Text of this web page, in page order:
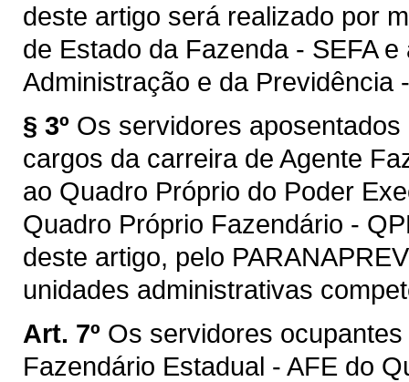
deste artigo será realizado por
de Estado da Fazenda - SEFA
Administração e da Previdência
§ 3º Os servidores
cargos da carreira de Agente
ao Quadro Próprio do Poder
Quadro Próprio Fazendário -
deste artigo, pelo
unidades administrativas
Art. 7º Os servidores
Fazendário Estadual - AFE do